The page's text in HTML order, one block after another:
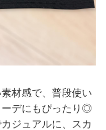
材感で、普段使い
ーデにもぴったり◎
ジュアルに、スカ